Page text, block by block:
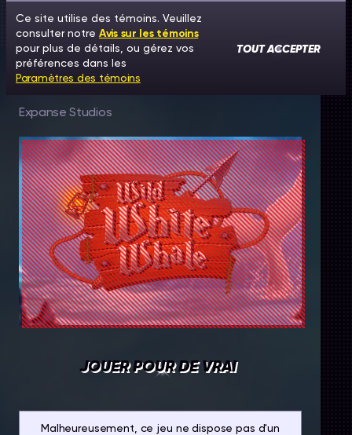
Wild White Whale
Expanse Studios
JOUER POUR DE VRAI
Malheureusement, ce jeu ne dispose pas d'un
Ce site utilise des témoins. Veuillez
consulter notre Avis sur les témoins
pour plus de détails, ou gérez vos
préférences dans les
Paramètres des témoins
TOUT ACCEPTER